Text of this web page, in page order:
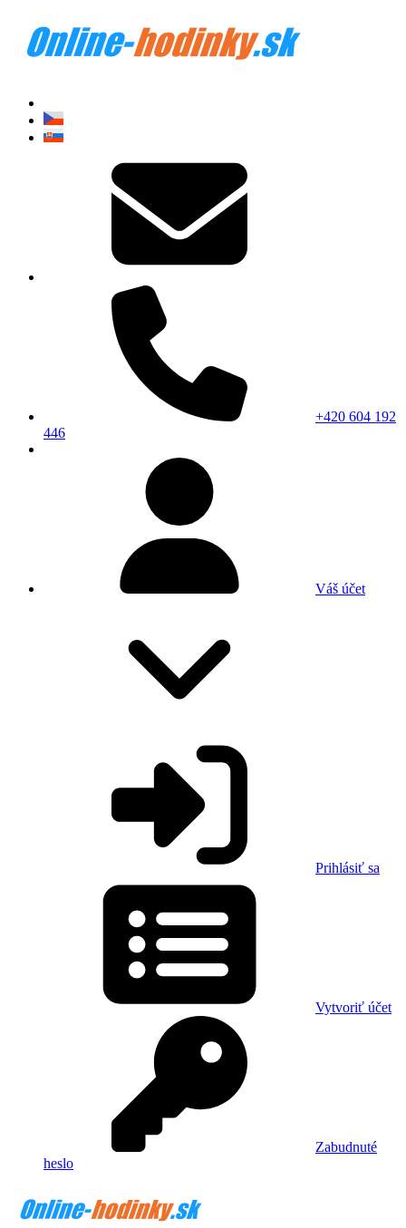
+420 604 192
446
Váš účet
Prihlásiť sa
Vytvoriť účet
Zabudnuté
heslo